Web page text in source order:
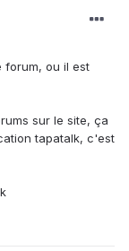
forum, ou il est
sur le site, ça
tapatalk, c'est